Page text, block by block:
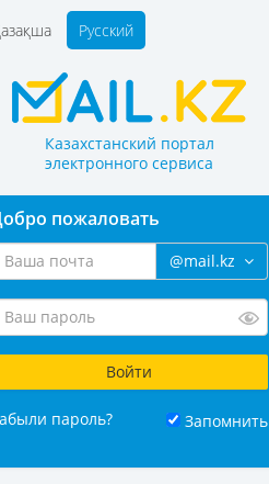
Русский
Казахстанский портал
электронного сервиса
пожаловать
@mail.kz
пароль? Запомнить